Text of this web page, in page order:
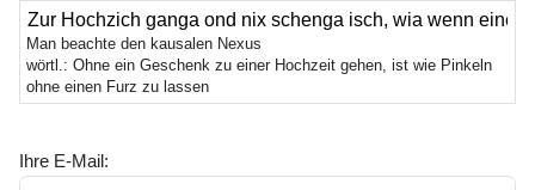
Man beachte den kausalen Nexus
wörtl.: Ohne ein Geschenk zu einer Hochzeit gehen, ist wie Pinkeln
ohne einen Furz zu lassen
Ihre E-Mail: